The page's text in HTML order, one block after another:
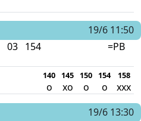
19/6 11:50
03 154 =PB
140 145 150 154 158
o xo o o xxx
19/6 13:30